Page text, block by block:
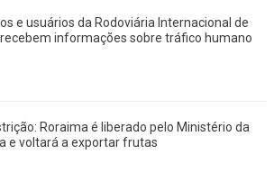
e usuários da Rodoviária Internacional de
recebem informações sobre tráfico humano
Roraima é liberado pelo Ministério da
e voltará a exportar frutas